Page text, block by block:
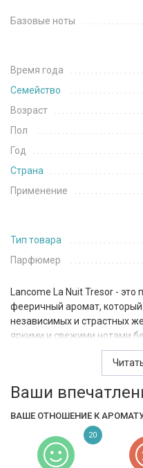
Базовые ноты
Время года
Семейство
Возраст
Пол
Год
Страна
Применение
Тип товара
Парфюмер
Lancome La Nuit Tresor -
фееричный аромат,
независимых и страстных
яркими и свежими нотами
которые восхищают своим
Сердце состоит из нот
которые придают аромату
оттенок.
Основные ноты парфюма La
насыщенную, экзотическую
базирующуюся на
кумарина, ладана,
Ваши
ВАШЕ ОТНОШЕНИЕ К
20